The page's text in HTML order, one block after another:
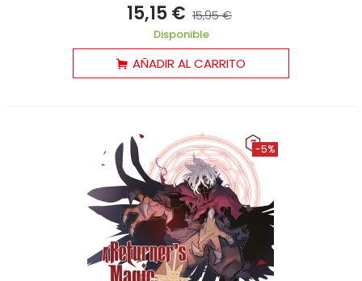
15,15 € 15,95 €
Disponible
AÑADIR AL CARRITO
-5%